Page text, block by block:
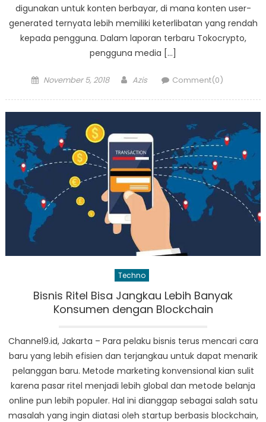
digunakan untuk konten berbayar, di mana konten user-
generated ternyata lebih memiliki keterlibatan yang rendah
kepada pengguna. Dalam laporan terbaru Tokocrypto,
pengguna media […]
Posted
November 5, 2018 Author
Azis Comment(0)
Techno
Bisnis Ritel Bisa Jangkau Lebih Banyak
Konsumen dengan Blockchain
Channel9.id, Jakarta – Para pelaku bisnis terus mencari cara
baru yang lebih efisien dan terjangkau untuk dapat menarik
pelanggan baru. Metode marketing konvensional kian sulit
karena pasar ritel menjadi lebih global dan metode belanja
online pun lebih populer. Hal ini dianggap sebagai salah satu
masalah yang ingin diatasi oleh startup berbasis blockchain,